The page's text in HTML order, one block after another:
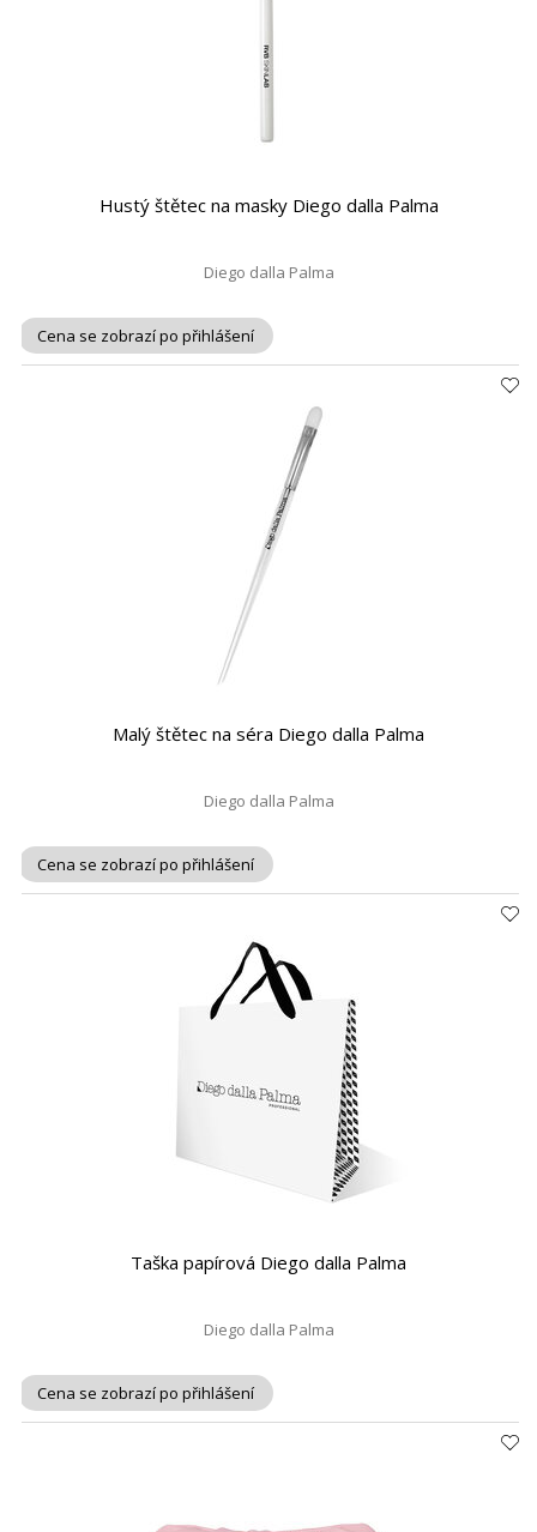
Hustý štětec na masky Diego dalla Palma
Diego dalla Palma
Cena se zobrazí po přihlášení
Malý štětec na séra Diego dalla Palma
Diego dalla Palma
Cena se zobrazí po přihlášení
Taška papírová Diego dalla Palma
Diego dalla Palma
Cena se zobrazí po přihlášení